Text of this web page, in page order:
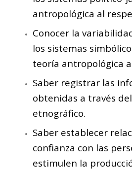
antropológica al
Conocer la
los sistemas
teoría antropológica
Saber registrar las
obtenidas a través
etnográfico.
Saber establecer
confianza con las
estimulen la